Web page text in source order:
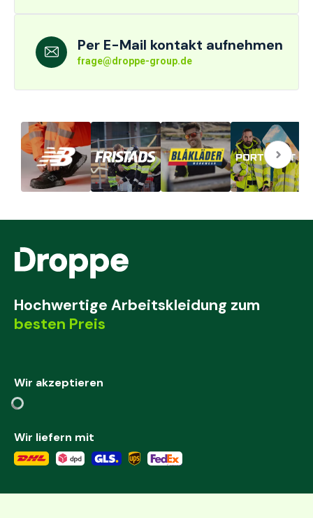
Per E-Mail kontakt aufnehmen
frage@droppe-group.de
Hochwertige Arbeitskleidung zum
besten Preis
Wir akzeptieren
Wir liefern mit